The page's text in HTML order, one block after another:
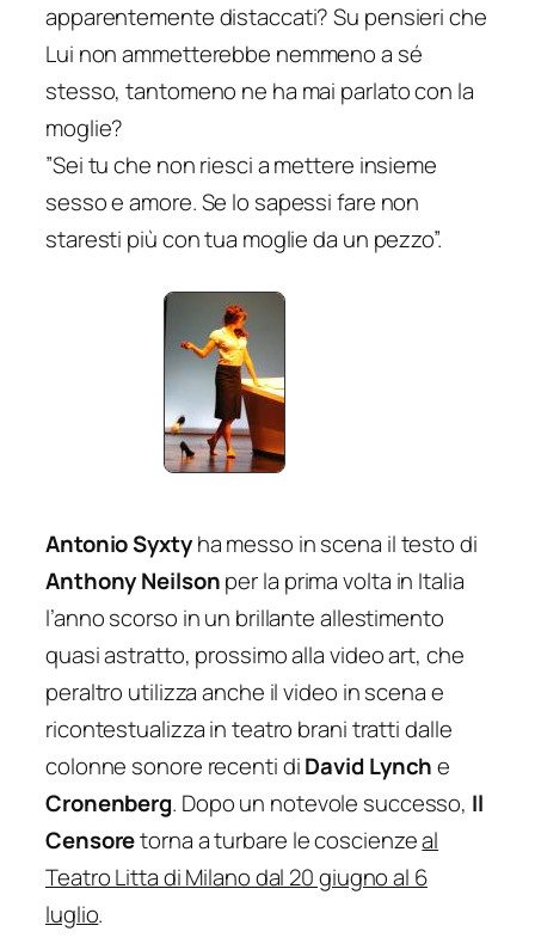
apparentemente distaccati? Su pensieri che
Lui non ammetterebbe nemmeno a sé
stesso, tantomeno ne ha mai parlato con la
moglie?
”Sei tu che non riesci a mettere insieme
sesso e amore. Se lo sapessi fare non
staresti più con tua moglie da un pezzo”.
Antonio Syxtyha messo in scena il testo di
Anthony Neilsonper la prima volta in Italia
l’anno scorso in un brillante allestimento
quasi astratto, prossimo alla video art, che
peraltro utilizza anche il video in scena e
ricontestualizza in teatro brani tratti dalle
colonne sonore recenti diDavid Lynche
Cronenberg. Dopo un notevole successo, Il
Censoretorna a turbare le coscienzeal
Teatro Litta di Milano dal 20 giugno al 6
luglio.